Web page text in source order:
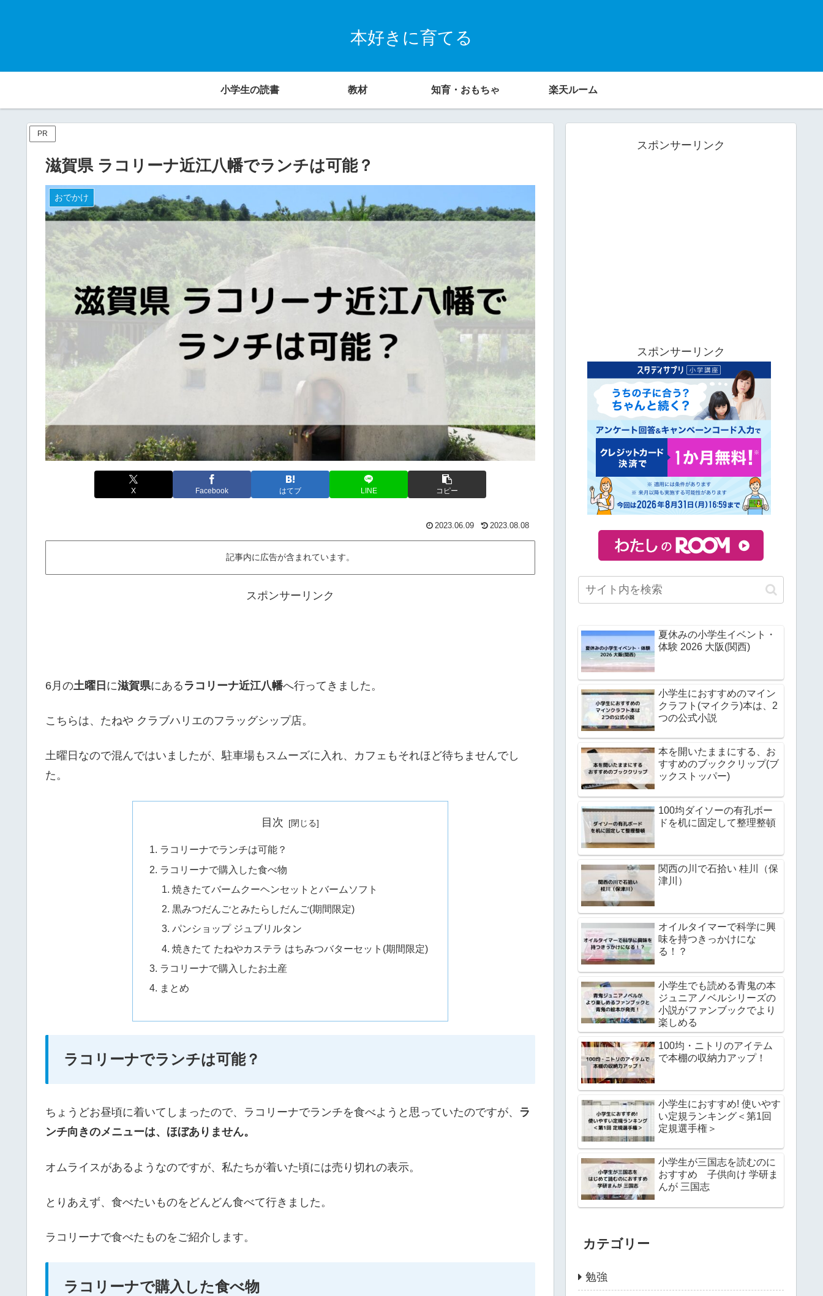
本好きに育てる
小学生の読書 教材 知育・おもちゃ 楽天ルーム
PR
滋賀県 ラコリーナ近江八幡でランチは可能？
おでかけ
X Facebook はてブ LINE コピー
2023.06.09 2023.08.08
記事内に広告が含まれています。
スポンサーリンク
6月の土曜日 に滋賀県にある ラコリーナ近江八幡へ行ってきました。
こちらは、たねや クラブハリエのフラッグシップ店。
土曜日なので混んではいましたが、駐車場もスムーズに入れ、カフェもそれほど待ちませんでし
た。
目次
ラコリーナでランチは可能？
ラコリーナで購入した食べ物
焼きたてバームクーヘンセットとバームソフト
黒みつだんごとみたらしだんご(期間限定)
パンショップ ジュブリルタン
焼きたて たねやカステラ はちみつバターセット(期間限定)
ラコリーナで購入したお土産
まとめ
ラコリーナでランチは可能？
ちょうどお昼頃に着いてしまったので、ラコリーナでランチを食べようと思っていたのですが、 ラ
ンチ向きのメニューは、ほぼありません。
オムライスがあるようなのですが、私たちが着いた頃には売り切れの表示。
とりあえず、食べたいものをどんどん食べて行きました。
ラコリーナで食べたものをご紹介します。
ラコリーナで購入した食べ物
スポンサーリンク
スポンサーリンク
夏休みの小学生イベント・
体験 2026 大阪(関西)
小学生におすすめのマイン
クラフト(マイクラ)本は、2
つの公式小説
本を開いたままにする、お
すすめのブッククリップ(ブ
ックストッパー)
100均ダイソーの有孔ボー
ドを机に固定して整理整頓
関西の川で石拾い 桂川（保
津川）
オイルタイマーで科学に興
味を持つきっかけにな
る！？
小学生でも読める青鬼の本
ジュニアノベルシリーズの
小説がファンブックでより
楽しめる
100均・ニトリのアイテム
で本棚の収納力アップ！
小学生におすすめ! 使いやす
い定規ランキング＜第1回
定規選手権＞
小学生が三国志を読むのに
おすすめ 子供向け 学研ま
んが 三国志
カテゴリー
勉強